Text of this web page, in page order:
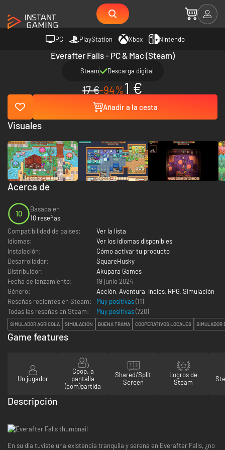
PC PlayStation Xbox Nintendo
Everafter Falls - PC & Mac (Steam)
Steam Descarga digital
17 €-94%1 €
Añadir a la cesta
Acerca de
10
Basada en
10 reseñas
Compatibilidad de países:
Ver la lista
Idiomas:
Ver los idiomas disponibles
Instalación:
Cómo activar tu producto
Desarrollador:
SquareHusky
Distribuidor:
Akupara Games
Fecha de lanzamiento:
19 junio 2024
Género:
Acción, Aventura, Indies, RPG, Simulación
Reseñas recientes en Steam:
Muy positivas(11)
Todas las reseñas en Steam:
Muy positivas(720)
SIMULADOR AGRÍCOLA SIMULACIÓN BUENA TRAMA COOPERATIVOS LOCALES SIMULADOR
Visuales
Game features
Un jugador
Coop. a
pantalla
(com)partida
Shared/Split
Screen
Logros de
Steam
Descripción
En su día tuviste una existencia tranquila y serena en Everafter Falls, ¿no